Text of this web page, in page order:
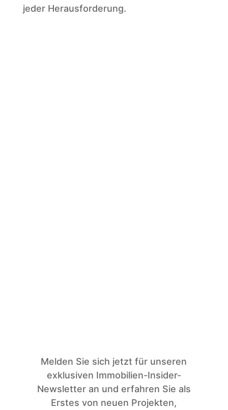
jeder Herausforderung.
Melden Sie sich jetzt für unseren
exklusiven Immobilien-Insider-
Newsletter an und erfahren Sie als
Erstes von neuen Projekten,